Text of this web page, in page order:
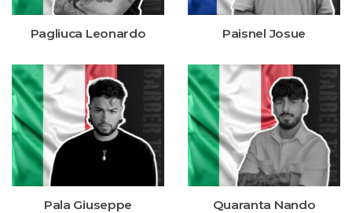
Pagliuca Leonardo Paisnel Josue
Pala Giuseppe Quaranta Nando